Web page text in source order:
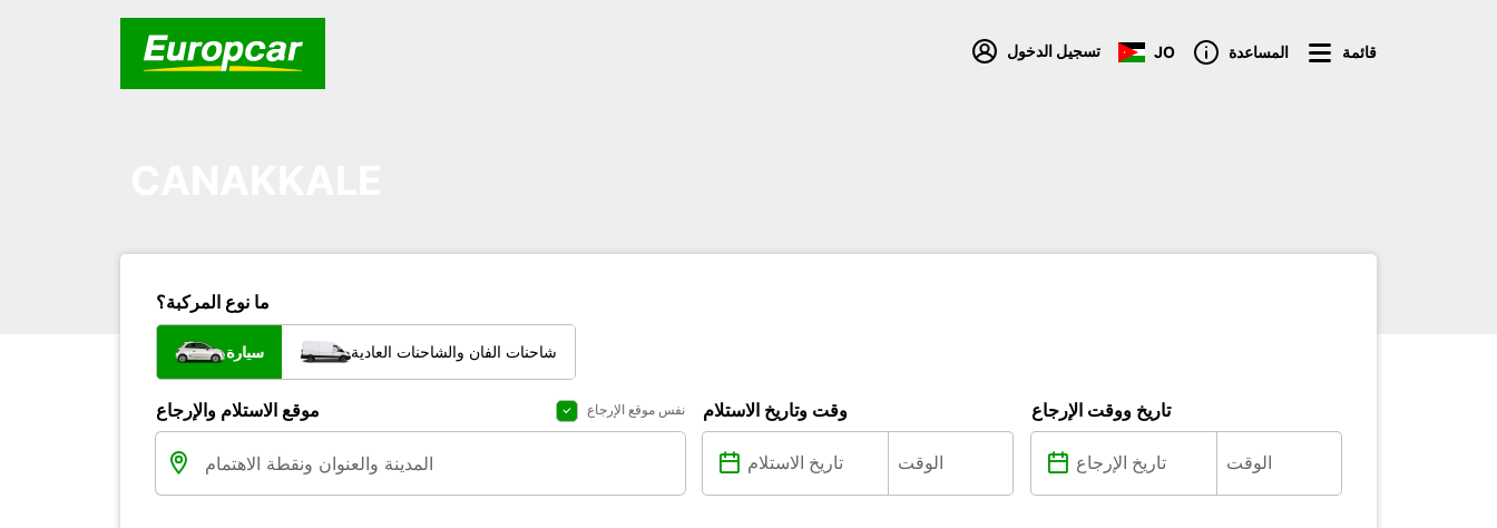
تسجيل الدخول JO المساعدة قائمة
ما نوع المركبة؟
سيارة شاحنات الفان والشاحنات العادية
موقع الاستلام والإرجاع نفس موقع الإرجاع وقت وتاريخ الاستلام تاريخ ووقت الإرجاع